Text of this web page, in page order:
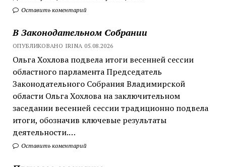
Оставить коментарий
В Законодательном Собрании
ОПУБЛИКОВАНО IRINA 05.08.2026
Ольга Хохлова подвела итоги весенней сессии
областного парламента Председатель
Законодательного Собрания Владимирской
области Ольга Хохлова на заключительном
заседании весенней сессии традиционно подвела
итоги, обозначив ключевые результаты
деятельности.…
Оставить коментарий